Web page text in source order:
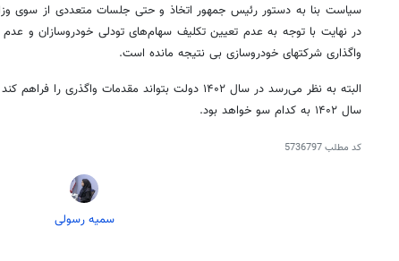
سیاست بنا به دستور رئیس جمهور اتخاذ و حتی جلسات متعددی از سوی
در نهایت با توجه به عدم تعیین تکلیف سهام‌های تودلی خودروسازان و
واگذاری شرکتهای خودروسازی بی نتیجه مانده است.
البته به نظر می‌رسد در سال ۱۴۰۲ دولت بتواند مقدمات
واگذری را فراهم
سال ۱۴۰۲ به کدام سو خواهد بود.
کد مطلب5736797
سمیه رسولی